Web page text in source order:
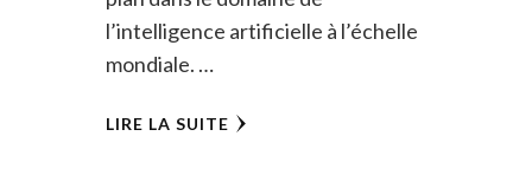
l’intelligence artificielle à l’échelle
mondiale. …
LIRE LA SUITE